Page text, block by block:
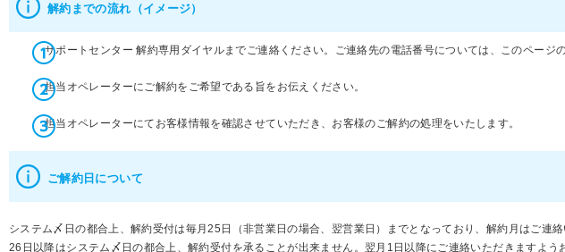
解約までの流れ（イメージ）
サポートセンター 解約専用ダイヤルまでご連絡ください。ご連絡先の電話番号については、このページ
担当オペレーターにご解約をご希望である旨をお伝えください。
担当オペレーターにてお客様情報を確認させていただき、お客様のご解約の処理をいたします。
ご解約日について
システム〆日の都合上、解約受付は毎月25日（非営業日の場合、翌営業日）までとなっており、解約月はご連絡
26日以降はシステム〆日の都合上、解約受付を承ることが出来ません。翌月1日以降にご連絡いただきますよう